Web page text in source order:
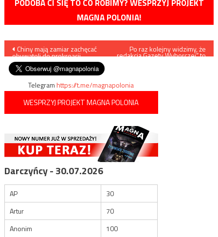
PODOBA CI SIĘ TO CO ROBIMY? WESPRZYJ PROJEKT
MAGNA POLONIA!
Nawigacja
wpisu
Chiny mają zamiar zachęcać
obywateli do prokreacji
Po raz kolejny widzimy, że
redakcja Gazety Wyborczej” to
Telegramhttps://t.me/magnapolonia
WESPRZYJ PROJEKT MAGNA POLONIA
Darczyńcy - 30.07.2026
AP
30
Artur
70
Anonim
100